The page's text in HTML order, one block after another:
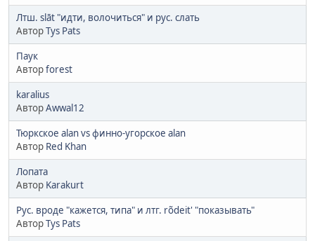
Лтш. slāt "идти, волочиться" и рус. слать
АвторTys Pats
Паук
Авторforest
karalius
АвторAwwal12
Тюркское alan vs финно-угорское alan
Автор Red Khan
Лопата
Автор Karakurt
Рус. вроде "кажется, типа" и лтг. rõdeit' "показывать"
АвторTys Pats